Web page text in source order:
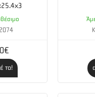
Τύπου ποδηλάτου
GX 35
35 cc
το!